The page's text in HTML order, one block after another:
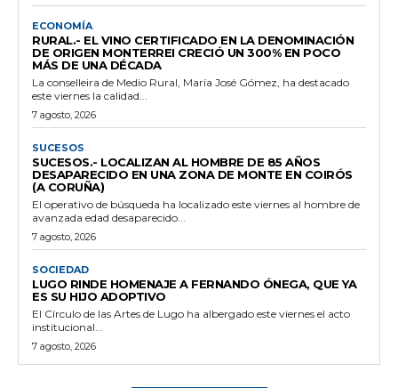
ECONOMÍA
RURAL.- EL VINO CERTIFICADO EN LA DENOMINACIÓN
DE ORIGEN MONTERREI CRECIÓ UN 300% EN POCO
MÁS DE UNA DÉCADA
La conselleira de Medio Rural, María José Gómez, ha destacado
este viernes la calidad...
7 agosto, 2026
SUCESOS
SUCESOS.- LOCALIZAN AL HOMBRE DE 85 AÑOS
DESAPARECIDO EN UNA ZONA DE MONTE EN COIRÓS
(A CORUÑA)
El operativo de búsqueda ha localizado este viernes al hombre de
avanzada edad desaparecido...
7 agosto, 2026
SOCIEDAD
LUGO RINDE HOMENAJE A FERNANDO ÓNEGA, QUE YA
ES SU HIJO ADOPTIVO
El Círculo de las Artes de Lugo ha albergado este viernes el acto
institucional...
7 agosto, 2026